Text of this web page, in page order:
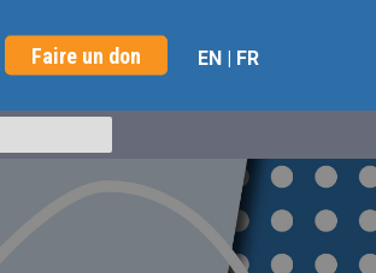
Faire un don EN | FR